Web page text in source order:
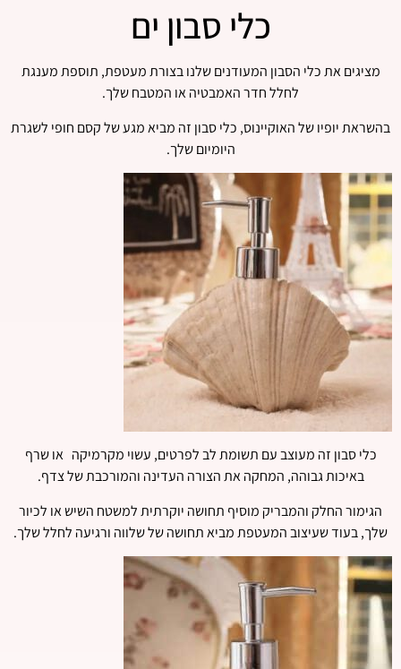
כלי סבון ים
מציגים את כלי הסבון המעודנים שלנו בצורת מעטפת, תוספת מענגת
לחלל חדר האמבטיה או המטבח שלך.
בהשראת יופיו של האוקיינוס, כלי סבון זה מביא מגע של קסם חופי לשגרת
היומיום שלך.
כלי סבון זה מעוצב עם תשומת לב לפרטים, עשוי מקרמיקה או שרף
באיכות גבוהה, המחקה את הצורה העדינה והמורכבת של צדף.
הגימור החלק והמבריק מוסיף תחושה יוקרתית למשטח השיש או לכיור
שלך, בעוד שעיצוב המעטפת מביא תחושה של שלווה ורגיעה לחלל שלך.